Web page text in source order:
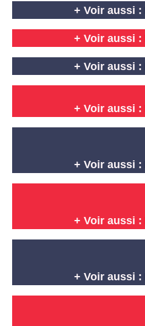
+ Voir aussi :
+ Voir aussi :
+ Voir aussi :
+ Voir aussi :
+ Voir aussi :
+ Voir aussi :
+ Voir aussi :